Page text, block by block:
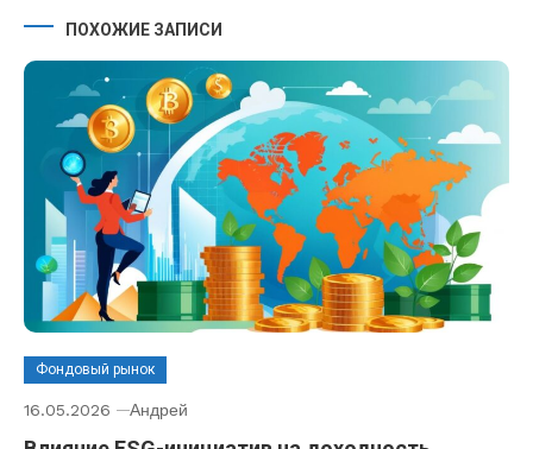
ПОХОЖИЕ ЗАПИСИ
Фондовый рынок
16.05.2026 Андрей